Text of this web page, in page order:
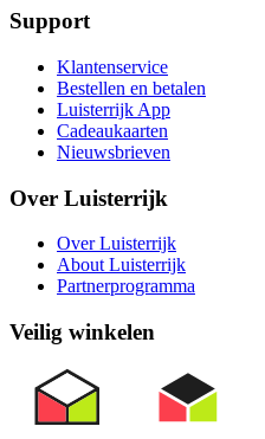
Support
Klantenservice
Bestellen en betalen
Luisterrijk App
Cadeaukaarten
Nieuwsbrieven
Over Luisterrijk
Over Luisterrijk
About Luisterrijk
Partnerprogramma
Veilig winkelen